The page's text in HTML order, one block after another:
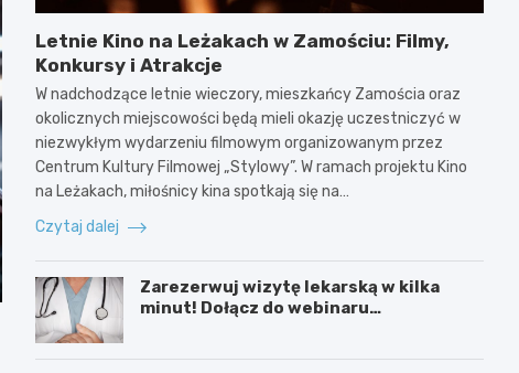
Letnie Kino na Leżakach w Zamościu: Filmy,
Konkursy i Atrakcje
W nadchodzące letnie wieczory, mieszkańcy Zamościa oraz
okolicznych miejscowości będą mieli okazję uczestniczyć w
niezwykłym wydarzeniu filmowym organizowanym przez
Centrum Kultury Filmowej „Stylowy”. W ramach projektu Kino
na Leżakach, miłośnicy kina spotkają się na…
Czytaj dalej
Zarezerwuj wizytę lekarską w kilka
minut! Dołącz do webinaru